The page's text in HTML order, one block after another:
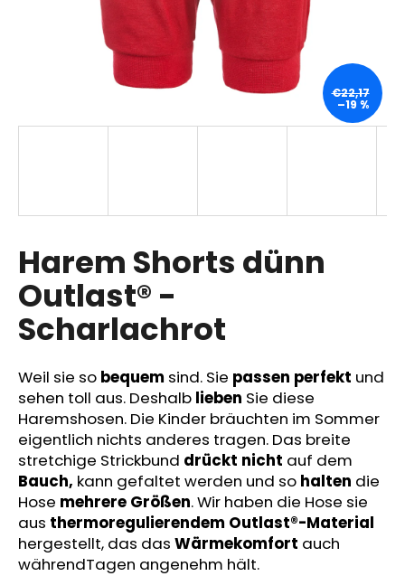
Harem Shorts dünn
Outlast® -
Scharlachrot
Weil sie so bequem sind. Sie passen perfekt und
sehen toll aus. Deshalb lieben Sie diese
Haremshosen. Die Kinder bräuchten im Sommer
eigentlich nichts anderes tragen. Das breite
stretchige Strickbund drückt nicht auf dem
Bauch, kann gefaltet werden und so halten die
Hose mehrere Größen. Wir haben die Hose sie
aus thermoregulierendem Outlast®-Material
hergestellt, das das Wärmekomfort auch
währendTagen angenehm hält.
€22,17
–19 %
SUCHEN
p
f
e
h
l
e
n
MITWACHSHOSE
-
DENIM
MUSTER
€27,08